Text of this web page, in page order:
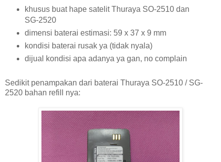
khusus buat hape satelit Thuraya SO-2510 dan
SG-2520
dimensi baterai estimasi: 59 x 37 x 9 mm
kondisi baterai rusak ya (tidak nyala)
dijual kondisi apa adanya ya gan, no complain
Sedikit penampakan dari baterai Thuraya SO-2510 / SG-
2520 bahan refill nya: